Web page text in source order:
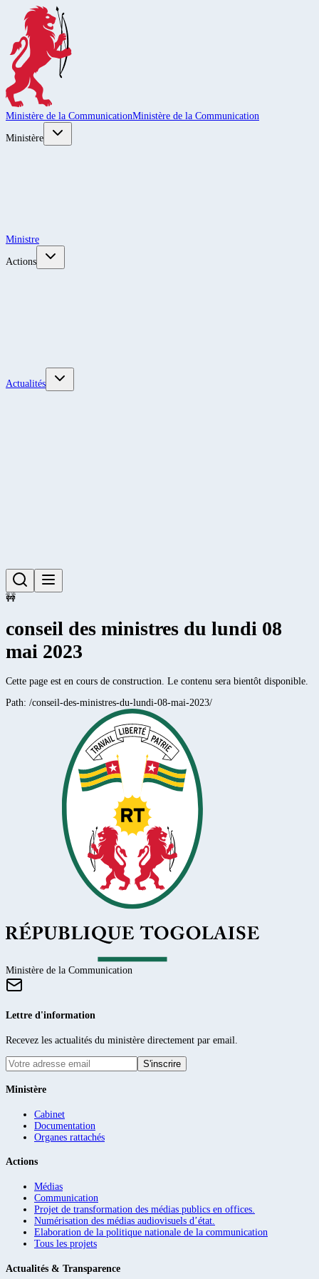
Ministère de la CommunicationMinistère de la Communication
Ministère
Ministre
Actions
Actualités
🚧
conseil des ministres du lundi 08
mai 2023
Cette page est en cours de construction. Le contenu sera bientôt disponible.
Path: /conseil-des-ministres-du-lundi-08-mai-2023/
Ministère de la Communication
Lettre d'information
Recevez les actualités du ministère directement par email.
S'inscrire
Ministère
Cabinet
Documentation
Organes rattachés
Actions
Médias
Communication
Projet de transformation des médias publics en offices.
Numérisation des médias audiovisuels d’état.
Elaboration de la politique nationale de la communication
Tous les projets
Actualités & Transparence